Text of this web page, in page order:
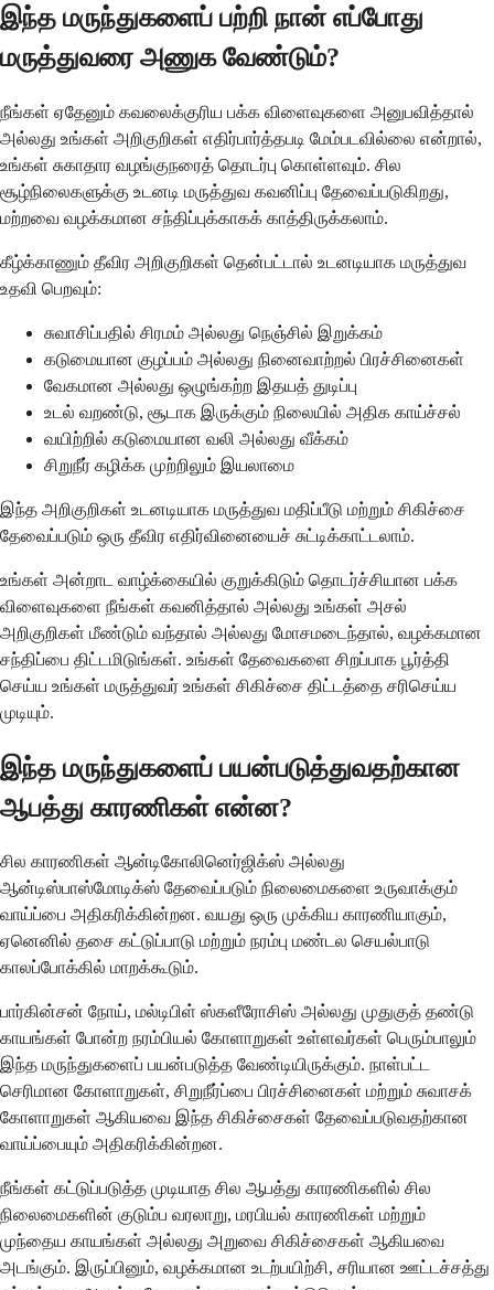
இந்த மருந்துகளைப் பற்றி நான் எப்போது
மருத்துவரை அணுக வேண்டும்?
நீங்கள் ஏதேனும் கவலைக்குரிய பக்க விளைவுகளை அனுபவித்தால்
அல்லது உங்கள் அறிகுறிகள் எதிர்பார்த்தபடி மேம்படவில்லை என்றால்,
உங்கள் சுகாதார வழங்குநரைத் தொடர்பு கொள்ளவும். சில
சூழ்நிலைகளுக்கு உடனடி மருத்துவ கவனிப்பு தேவைப்படுகிறது,
மற்றவை வழக்கமான சந்திப்புக்காகக் காத்திருக்கலாம்.
கீழ்க்காணும் தீவிர அறிகுறிகள் தென்பட்டால் உடனடியாக மருத்துவ
உதவி பெறவும்:
சுவாசிப்பதில் சிரமம் அல்லது நெஞ்சில் இறுக்கம்
கடுமையான குழப்பம் அல்லது நினைவாற்றல் பிரச்சினைகள்
வேகமான அல்லது ஒழுங்கற்ற இதயத் துடிப்பு
உடல் வறண்டு, சூடாக இருக்கும் நிலையில் அதிக காய்ச்சல்
வயிற்றில் கடுமையான வலி அல்லது வீக்கம்
சிறுநீர் கழிக்க முற்றிலும் இயலாமை
இந்த அறிகுறிகள் உடனடியாக மருத்துவ மதிப்பீடு மற்றும் சிகிச்சை
தேவைப்படும் ஒரு தீவிர எதிர்வினையைச் சுட்டிக்காட்டலாம்.
உங்கள் அன்றாட வாழ்க்கையில் குறுக்கிடும் தொடர்ச்சியான பக்க
விளைவுகளை நீங்கள் கவனித்தால் அல்லது உங்கள் அசல்
அறிகுறிகள் மீண்டும் வந்தால் அல்லது மோசமடைந்தால், வழக்கமான
சந்திப்பை திட்டமிடுங்கள். உங்கள் தேவைகளை சிறப்பாக பூர்த்தி
செய்ய உங்கள் மருத்துவர் உங்கள் சிகிச்சை திட்டத்தை சரிசெய்ய
முடியும்.
இந்த மருந்துகளைப் பயன்படுத்துவதற்கான
ஆபத்து காரணிகள் என்ன?
சில காரணிகள் ஆன்டிகோலினெர்ஜிக்ஸ் அல்லது
ஆன்டிஸ்பாஸ்மோடிக்ஸ் தேவைப்படும் நிலைமைகளை உருவாக்கும்
வாய்ப்பை அதிகரிக்கின்றன. வயது ஒரு முக்கிய காரணியாகும்,
ஏனெனில் தசை கட்டுப்பாடு மற்றும் நரம்பு மண்டல செயல்பாடு
காலப்போக்கில் மாறக்கூடும்.
பார்கின்சன் நோய், மல்டிபிள் ஸ்களீரோசிஸ் அல்லது முதுகுத் தண்டு
காயங்கள் போன்ற நரம்பியல் கோளாறுகள் உள்ளவர்கள் பெரும்பாலும்
இந்த மருந்துகளைப் பயன்படுத்த வேண்டியிருக்கும். நாள்பட்ட
செரிமான கோளாறுகள், சிறுநீர்ப்பை பிரச்சினைகள் மற்றும் சுவாசக்
கோளாறுகள் ஆகியவை இந்த சிகிச்சைகள் தேவைப்படுவதற்கான
வாய்ப்பையும் அதிகரிக்கின்றன.
நீங்கள் கட்டுப்படுத்த முடியாத சில ஆபத்து காரணிகளில் சில
நிலைமைகளின் குடும்ப வரலாறு, மரபியல் காரணிகள் மற்றும்
முந்தைய காயங்கள் அல்லது அறுவை சிகிச்சைகள் ஆகியவை
அடங்கும். இருப்பினும், வழக்கமான உடற்பயிற்சி, சரியான ஊட்டச்சத்து